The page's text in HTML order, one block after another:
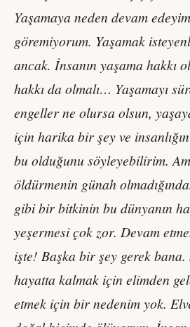
Yaşamaya neden devam
göremiyorum. Yaşamak
ancak. İnsanın yaşama hakkı
hakkı da olmalı… Yaşamayı
engeller ne olursa olsun,
için harika bir şey ve
bu olduğunu söyleyebilirim.
öldürmenin günah
gibi bir bitkinin bu dünyanın
yeşermesi çok zor. Devam
işte! Başka bir şey gerek
hayatta kalmak için elimden
etmek için bir nedenim yok.